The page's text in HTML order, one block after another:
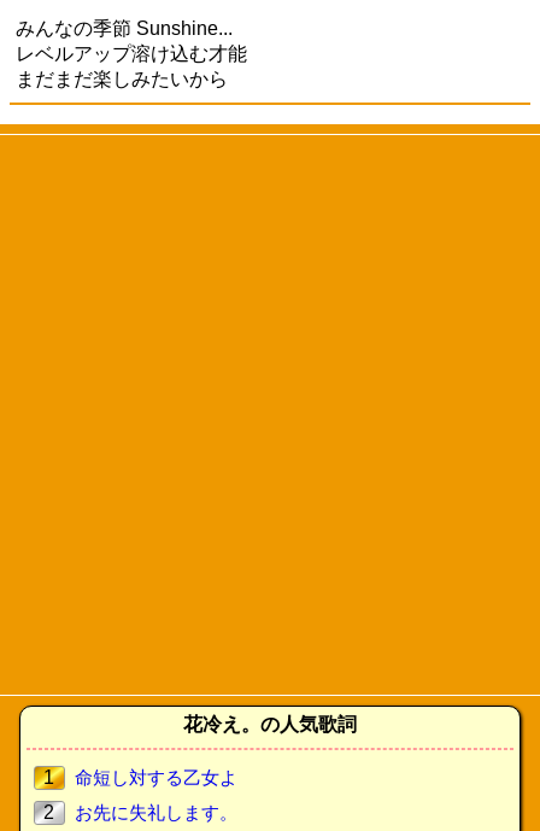
みんなの季節 Sunshine...
レベルアップ溶け込む才能
まだまだ楽しみたいから
花冷え。の人気歌詞
1
命短し対する乙女よ
2
お先に失礼します。